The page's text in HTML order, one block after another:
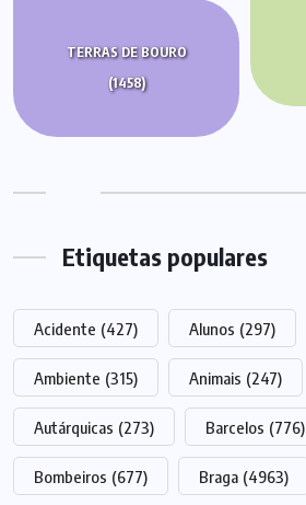
TERRAS DE BOURO
(1458)
Etiquetas populares
Acidente (427) Alunos (297)
Ambiente (315) Animais (247)
Autárquicas (273) Barcelos (776)
Bombeiros (677) Braga (4963)